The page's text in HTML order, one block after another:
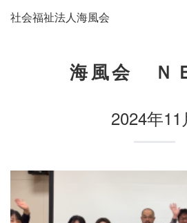
社会福祉法人海風会
海風会 Ｎ
2024年11